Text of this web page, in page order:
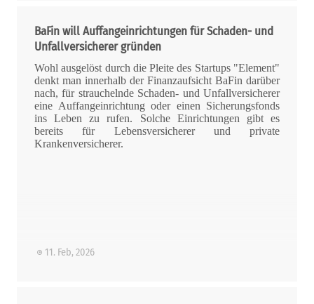
BaFin will Auffangeinrichtungen für Schaden- und
Unfallversicherer gründen
Wohl ausgelöst durch die Pleite des Startups "Element"
denkt man innerhalb der Finanzaufsicht BaFin darüber
nach, für strauchelnde Schaden- und Unfallversicherer
eine Auffangeinrichtung oder einen Sicherungsfonds
ins Leben zu rufen. Solche Einrichtungen gibt es
bereits für Lebensversicherer und private
Krankenversicherer.
11. Feb, 2026